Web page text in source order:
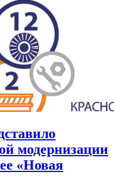
модернизации
«Новая